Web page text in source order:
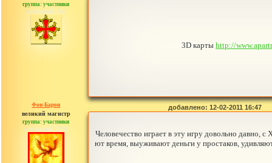
группа: участники
сообщений: 560
3D карты http://
Фон-Барон
великий магистр
группа: участники
сообщений: 3391
добавлено: 12-02-2011 16:47
Человечество играет в эту игру довольно давно,
ют время, выуживают деньги у простаков,